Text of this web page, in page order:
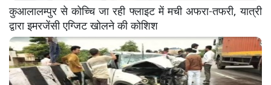
कुआलालम्पुर से कोच्चि जा रही फ्लाइट में मची अफरा-तफरी, यात्री
द्वारा इमरजेंसी एग्जिट खोलने की कोशिश